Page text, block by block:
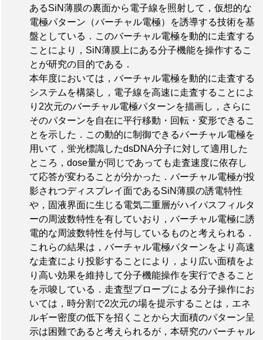
あるSiN薄膜の裏面から電子線を照射して，仮想的な
電極パターン（バーチャル電極）を誘導する技術を基
盤としている．このバーチャル電極を動的に走査する
ことにより，SiN薄膜上にある分子機能を操作するこ
とが研究の目的である．
本年度においては，バーチャル電極を動的に走査する
システムを構築し，電子線を高速に走査することによ
り2次元のバーチャル電極パターンを描画し，さらに
そのパターンを自在に平行移動・回転・変形できるこ
とを示した．この動的に制御できるバーチャル電極を
用いて，蛍光標識したdsDNA分子に対して適用した
ところ，dose量が同じであっても走査速度に依存し
て応答が変わることが分かった．バーチャル電極が投
影されつディスプレイ面であるSiN薄膜の誘電特性
や，固液界面に生じる電気二重層がハイパスフィルタ
ーの周波数特性を有していおり，バーチャル電極に誘
電的な周波数特性を付与しているものと考えられる．
これらの結果は，バーチャル電極パターンをより高速
な走査により投影することにより，より広い面積をよ
り高い効果を維持して分子機能操作を実行できること
を示唆している．走査型プローブによる分子操作にお
いては，時分割で2次元の場を提示することは，エネ
ルギー密度の低下を招くことから大面積のパターン呈
示は困難であると考えられるが，本研究のバーチャル